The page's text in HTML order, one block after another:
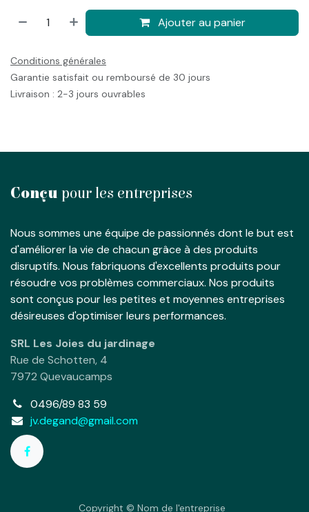
Ajouter au panier
Conditions générales
Garantie satisfait ou remboursé de 30 jours
Livraison : 2-3 jours ouvrables
Conçu pour les entreprises
Nous sommes une équipe de passionnés dont le but est
d'améliorer la vie de chacun grâce à des produits
disruptifs. Nous fabriquons d'excellents produits pour
résoudre vos problèmes commerciaux. Nos produits
sont conçus pour les petites et moyennes entreprises
désireuses d'optimiser leurs performances.
SRL Les Joies du jardinage
Rue de Schotten, 4
7972 Quevaucamps
0496/89 83 59
jv.degand@gmail.com
Copyright © Nom de l'entreprise